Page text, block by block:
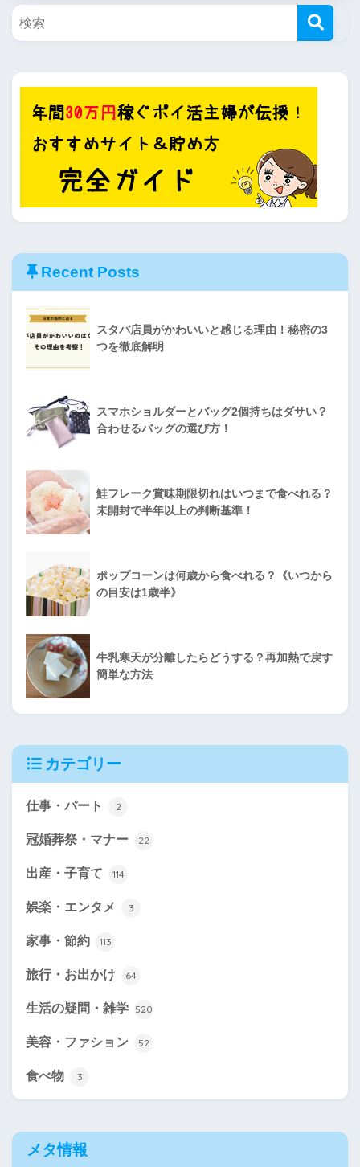
Recent Posts
スタバ店員がかわいいと感じる理由！秘密の3
つを徹底解明
スマホショルダーとバッグ2個持ちはダサい？
合わせるバッグの選び方！
鮭フレーク賞味期限切れはいつまで食べれる？
未開封で半年以上の判断基準！
ポップコーンは何歳から食べれる？《いつから
の目安は1歳半》
牛乳寒天が分離したらどうする？再加熱で戻す
簡単な方法
カテゴリー
仕事・パート 2
冠婚葬祭・マナー 22
出産・子育て 114
娯楽・エンタメ 3
家事・節約 113
旅行・お出かけ 64
生活の疑問・雑学 520
美容・ファション 52
食べ物 3
メタ情報